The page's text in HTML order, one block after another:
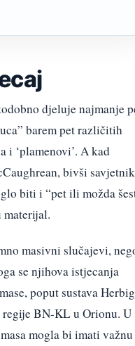
djeluje najmanje
barem pet različitih
i ‘plamenovi’. A kad
bivši savjetnik
biti i “pet ili možda
materijal.
masivni slučajevi,
se njihova istjecanja
poput sustava
BN-KL u Orionu. U
mogla bi imati važnu